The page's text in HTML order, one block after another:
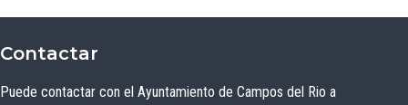
Contactar
Puede contactar con el Ayuntamiento de Campos del Rio a